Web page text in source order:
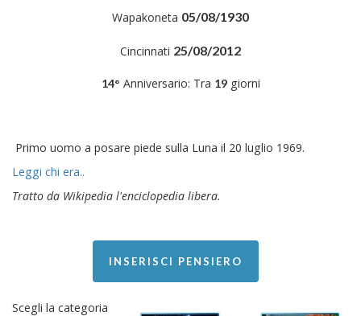
Wapakoneta 05/08/1930
Cincinnati 25/08/2012
14° Anniversario: Tra 19giorni
Primo uomo a posare piede sulla Luna il 20 luglio 1969.
Leggi chi era..
Tratto da Wikipedia l'enciclopedia libera.
INSERISCI PENSIERO
Scegli la categoria